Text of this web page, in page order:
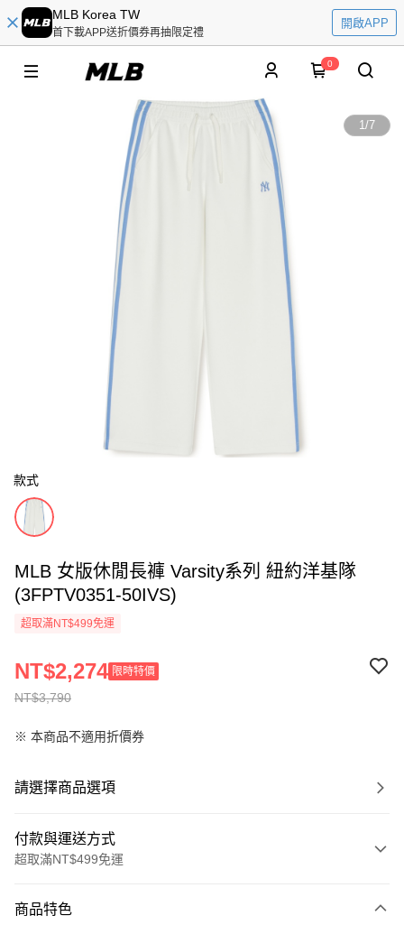
MLB Korea TW
首下載APP送折價券再抽限定禮
開啟APP
0
1/7
款式
MLB 女版休閒長褲 Varsity系列 紐約洋基隊
(3FPTV0351-50IVS)
超取滿NT$499免運
NT$3,790
NT$2,274 限時特價
※ 本商品不適用折價券
請選擇商品選項
付款與運送方式
超取滿NT$499免運
信用卡一次付款
商品特色